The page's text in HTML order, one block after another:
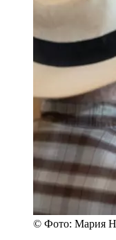
© Фото: Мария